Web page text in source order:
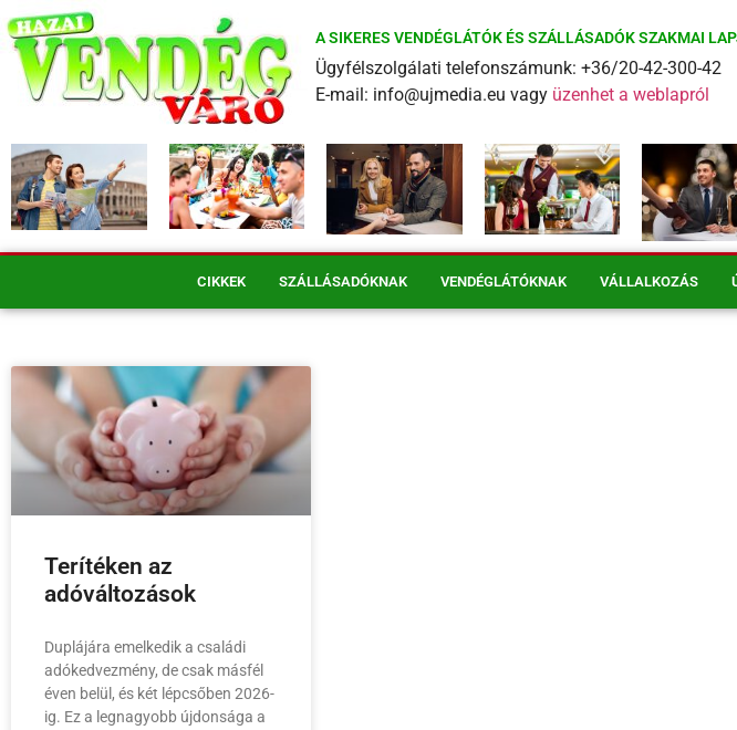
A SIKERES VENDÉGLÁTÓK ÉS SZÁLLÁSADÓK SZAKMAI
Ügyfélszolgálati telefonszámunk: +36/20-42-300-42
E-mail: info@ujmedia.eu vagy üzenhet a weblapról
CIKKEK SZÁLLÁSADÓKNAK VENDÉGLÁTÓKNAK VÁLLALKOZÁS
Terítéken az
adóváltozások
Duplájára emelkedik a családi
adókedvezmény, de csak másfél
éven belül, és két lépcsőben 2026-
ig. Ez a legnagyobb újdonsága a